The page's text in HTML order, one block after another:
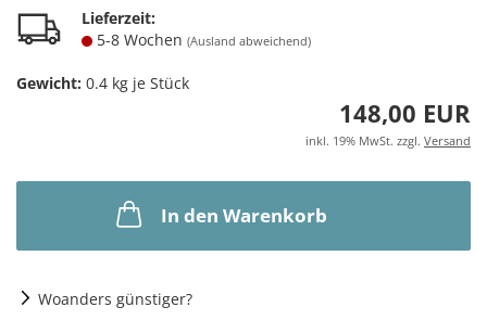
Lieferzeit:
5-8 Wochen (Ausland abweichend)
Gewicht: 0.4 kg je Stück
148,00 EUR
inkl. 19% MwSt. zzgl. Versand
In den Warenkorb
Woanders günstiger?